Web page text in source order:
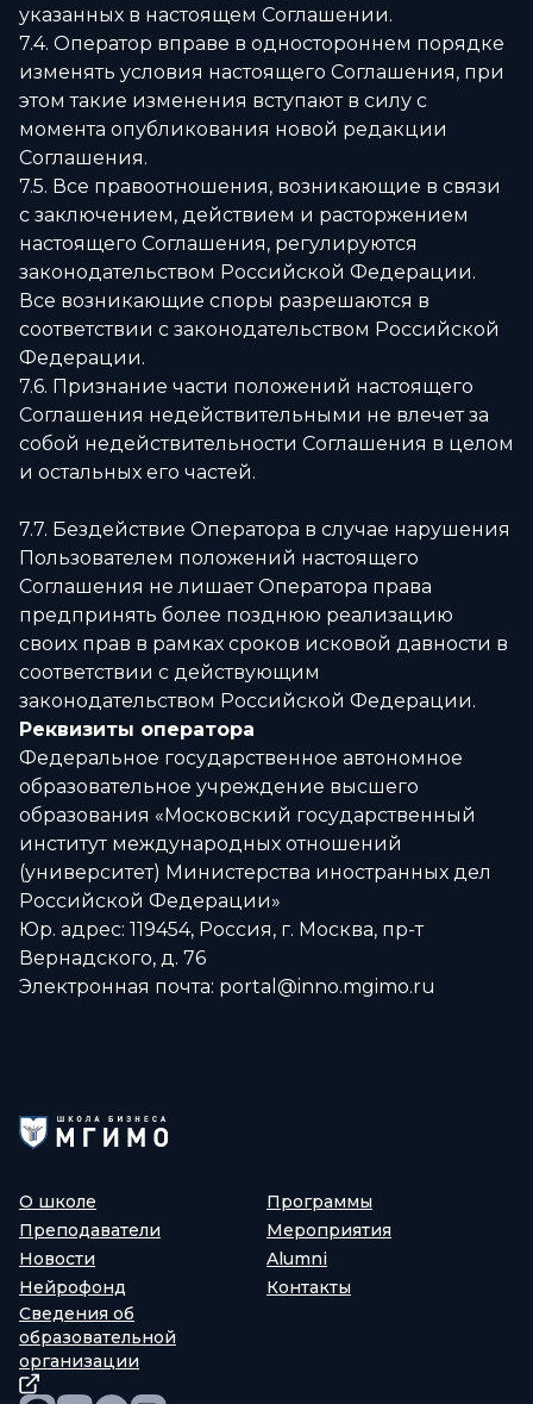
указанных в настоящем Соглашении.
7.4. Оператор вправе в одностороннем порядке
изменять условия настоящего Соглашения, при
этом такие изменения вступают в силу с
момента опубликования новой редакции
Соглашения.
7.5. Все правоотношения, возникающие в связи
с заключением, действием и расторжением
настоящего Соглашения, регулируются
законодательством Российской Федерации.
Все возникающие споры разрешаются в
соответствии с законодательством Российской
Федерации.
7.6. Признание части положений настоящего
Соглашения недействительными не влечет за
собой недействительности Соглашения в целом
и остальных его частей.
7.7. Бездействие Оператора в случае нарушения
Пользователем положений настоящего
Соглашения не лишает Оператора права
предпринять более позднюю реализацию
своих прав в рамках сроков исковой давности в
соответствии с действующим
законодательством Российской Федерации.
Реквизиты оператора
Федеральное государственное автономное
образовательное учреждение высшего
образования «Московский государственный
институт международных отношений
(университет) Министерства иностранных дел
Российской Федерации»
Юр. адрес: 119454, Россия, г. Москва, пр-т
Вернадского, д. 76
Электронная почта: portal@inno.mgimo.ru
О школе
Программы
Преподаватели
Мероприятия
Новости
Alumni
Нейрофонд
Контакты
Сведения об
образовательной
организации